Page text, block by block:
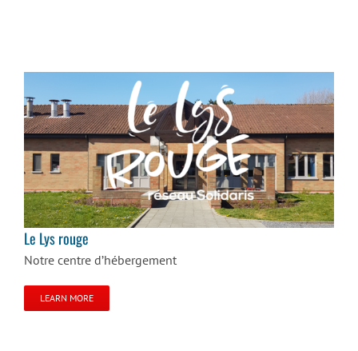
Le Lys rouge
Le Lys rouge
Notre centre d’hébergement
LEARN MORE